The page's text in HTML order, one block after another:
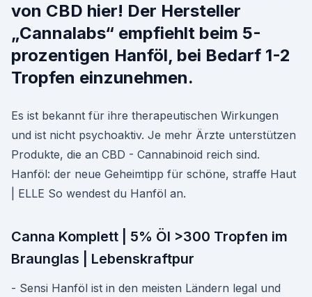
von CBD hier! Der Hersteller
„Cannalabs“ empfiehlt beim 5-
prozentigen Hanföl, bei Bedarf 1-2
Tropfen einzunehmen.
Es ist bekannt für ihre therapeutischen Wirkungen
und ist nicht psychoaktiv. Je mehr Ärzte unterstützen
Produkte, die an CBD - Cannabinoid reich sind.
Hanföl: der neue Geheimtipp für schöne, straffe Haut
| ELLE So wendest du Hanföl an.
Canna Komplett | 5% Öl >300 Tropfen im
Braunglas | Lebenskraftpur
- Sensi Hanföl ist in den meisten Ländern legal und